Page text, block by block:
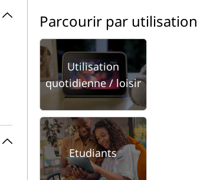
Parcourir par utilisation
Utilisation
quotidienne / loisir
Etudiants